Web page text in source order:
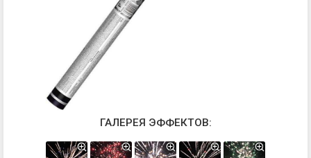
ГАЛЕРЕЯ ЭФФЕКТОВ: